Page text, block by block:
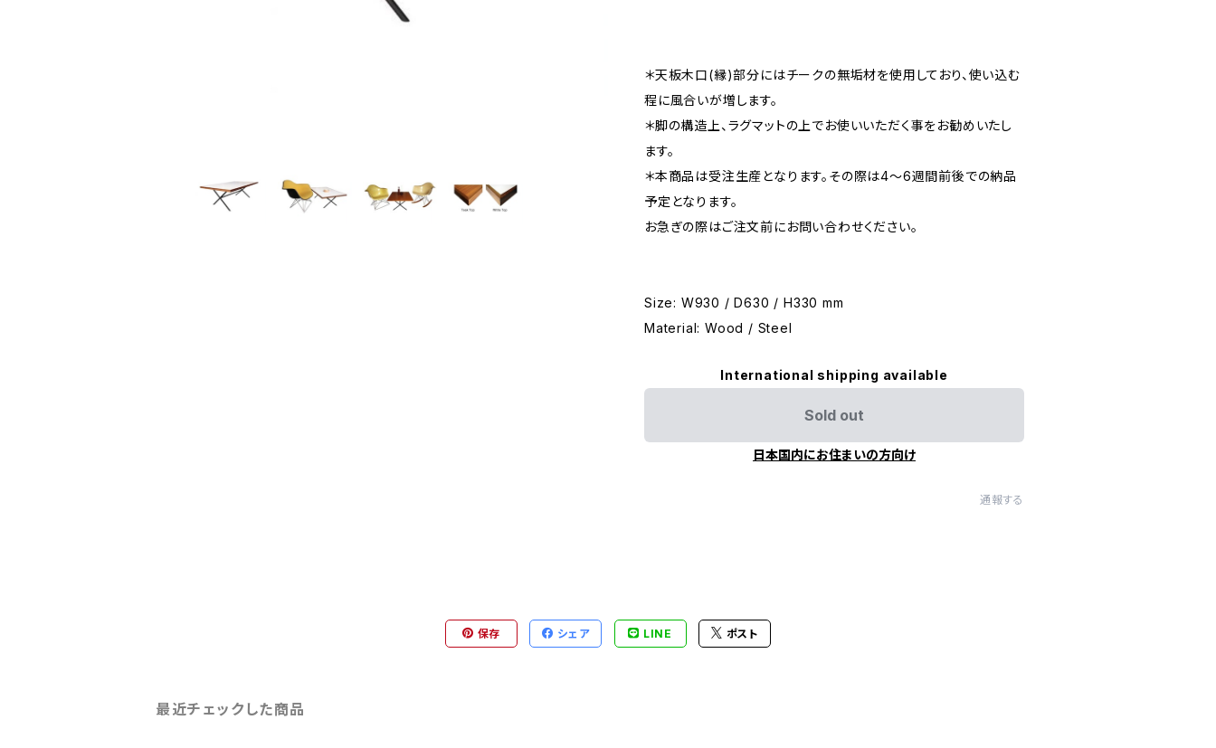
＊天板木口(縁)部分にはチークの無垢材を使用しており、使い込む
程に風合いが増します。
＊脚の構造上、ラグマットの上でお使いいただく事をお勧めいたし
ます。
＊本商品は受注生産となります。その際は4〜6週間前後での納品
予定となります。
お急ぎの際はご注文前にお問い合わせください。
Size: W930 / D630 / H330 mm
Material: Wood / Steel
International shipping available
Sold out
日本国内にお住まいの方向け
通報する
保存 シェア LINE ポスト
最近チェックした商品